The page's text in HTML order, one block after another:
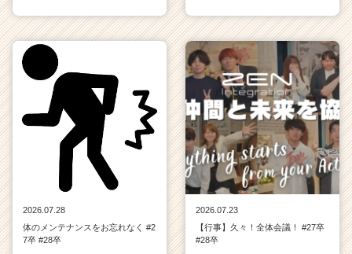
2026.07.28
体のメンテナンスをお忘れなく #2
7卒 #28卒
2026.07.23
【行事】久々！全体会議！ #27卒
#28卒